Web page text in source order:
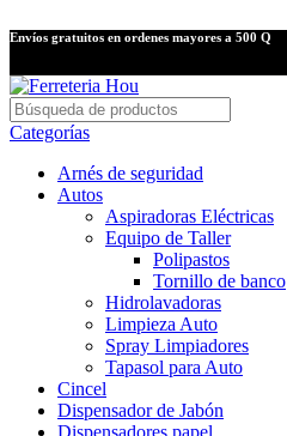
Envíos gratuitos en ordenes mayores a 500 Q
Categorías
Arnés de seguridad
Autos
Aspiradoras Eléctricas
Equipo de Taller
Polipastos
Tornillo de banco
Hidrolavadoras
Limpieza Auto
Spray Limpiadores
Tapasol para Auto
Cincel
Dispensador de Jabón
Dispensadores papel